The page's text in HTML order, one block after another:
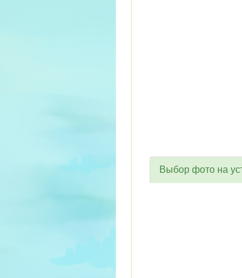
Выбор фото на